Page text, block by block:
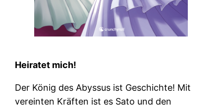
Heiratet mich!
Der König des Abyssus ist Geschichte! Mit
vereinten Kräften ist es Sato und den